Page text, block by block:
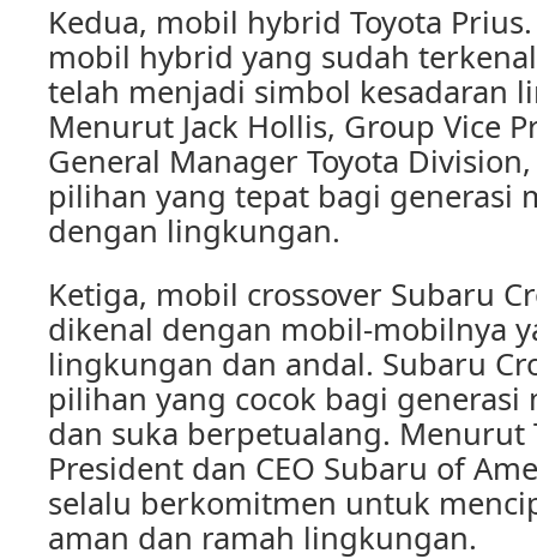
Kedua, mobil hybrid Toyota
mobil hybrid yang sudah
telah menjadi simbol kesadaran
Menurut Jack Hollis, Group Vice
General Manager Toyota
pilihan yang tepat bagi generasi
dengan lingkungan.
Ketiga, mobil crossover Subaru
dikenal dengan mobil-mobilnya
lingkungan dan andal. Subaru
pilihan yang cocok bagi
dan suka berpetualang. Menurut
President dan CEO Subaru of
selalu berkomitmen untuk
aman dan ramah lingkungan.